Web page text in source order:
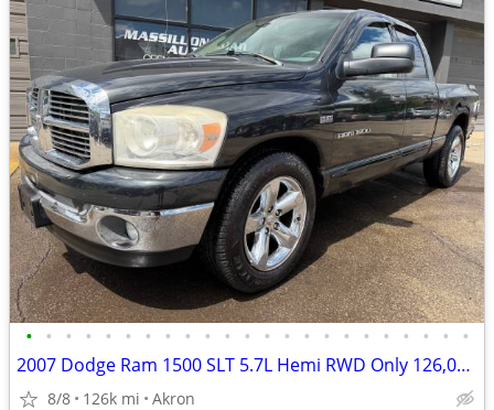
• • • • • • • • • • • • • • • • • • • • • • •
2007 Dodge Ram 1500 SLT 5.7L Hemi RWD Only 126,000 Miles
8/8 126k mi Akron